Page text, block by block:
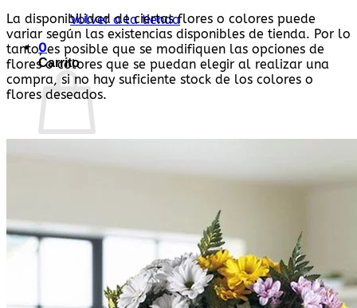
Volver a la tienda
0
Carrito
La disponibilidad de ciertas flores o colores puede
variar según las existencias disponibles de tienda. Por lo
tanto, es posible que se modifiquen las opciones de
flores o colores que se puedan elegir al realizar una
compra, si no hay suficiente stock de los colores o
flores deseados.